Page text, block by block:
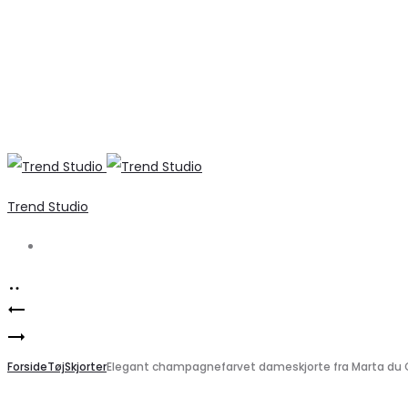
Trend Studio
Product
navigation
til
Marta
Du
ForsideTøjSkjorterElegant champagnefarvet dameskjorte fra Marta du